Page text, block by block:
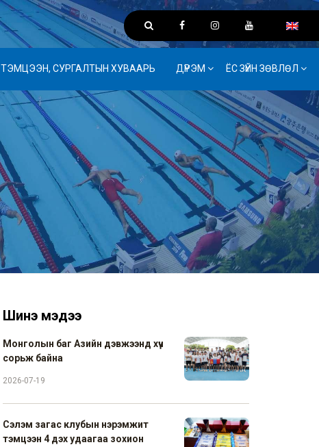
ТЭМЦЭЭН, СУРГАЛТЫН ХУВААРЬ ДҮРЭМ ЁС ЗҮЙН ЗӨВЛӨЛ
Шинэ мэдээ
Монголын баг Азийн дэвжээнд хүч
сорьж байна
2026-07-19
Сэлэм загас клубын нэрэмжит
тэмцээн 4 дэх удаагаа зохион